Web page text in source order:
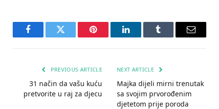
FacebookTwitter Pinterest LinkedInTumblr Email
PREVIOUS ARTICLE
31 način da vašu kuću
pretvorite u raj za djecu
NEXT ARTICLE
Majka dijeli mirni trenutak
sa svojim prvorođenim
djetetom prije poroda